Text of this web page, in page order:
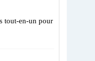
tout-en-un pour